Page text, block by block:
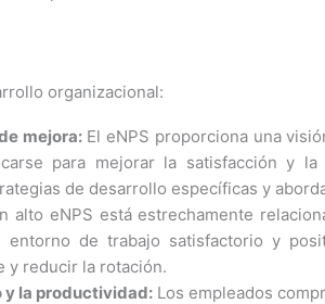
organizacional:
mejora: El eNPS proporciona una
para mejorar la satisfacción y
de desarrollo específicas y
alto eNPS está estrechamente
de trabajo satisfactorio y
y reducir la rotación.
y la productividad: Los empleados